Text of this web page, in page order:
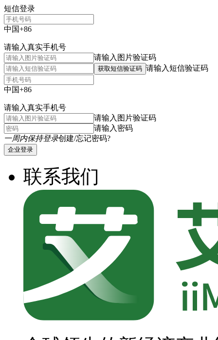
短信登录
中国+86
请输入真实手机号
请输入图片验证码
获取短信验证码 请输入短信验证码
中国+86
请输入真实手机号
请输入图片验证码
请输入密码
一周内保持登录创建/忘记密码?
企业登录
联系我们